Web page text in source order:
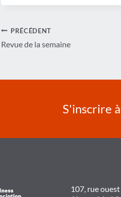
publication :
Navigation
l’article
PRÉCÉDENT
Revue de la semaine
S'inscrire
107, rue